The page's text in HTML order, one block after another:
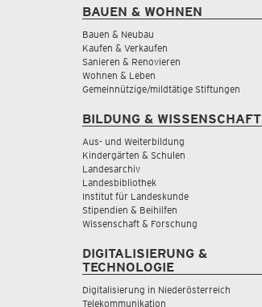
BAUEN & WOHNEN
Bauen & Neubau
Kaufen & Verkaufen
Sanieren & Renovieren
Wohnen & Leben
Gemeinnützige/mildtätige Stiftungen
BILDUNG & WISSENSCHAFT
Aus- und Weiterbildung
Kindergärten & Schulen
Landesarchiv
Landesbibliothek
Institut für Landeskunde
Stipendien & Beihilfen
Wissenschaft & Forschung
DIGITALISIERUNG &
TECHNOLOGIE
Digitalisierung in Niederösterreich
Telekommunikation